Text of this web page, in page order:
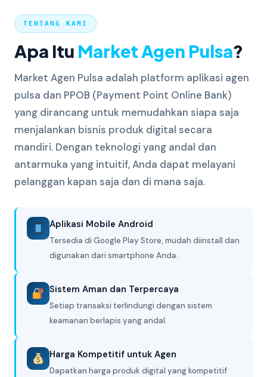
TENTANG KAMI
Apa Itu Market Agen Pulsa?
Market Agen Pulsa adalah platform aplikasi agen
pulsa dan PPOB (Payment Point Online Bank)
yang dirancang untuk memudahkan siapa saja
menjalankan bisnis produk digital secara
mandiri. Dengan teknologi yang andal dan
antarmuka yang intuitif, Anda dapat melayani
pelanggan kapan saja dan di mana saja.
Aplikasi Mobile Android
Tersedia di Google Play Store, mudah diinstall dan
digunakan dari smartphone Anda.
Sistem Aman dan Terpercaya
Setiap transaksi terlindungi dengan sistem
keamanan berlapis yang andal.
Harga Kompetitif untuk Agen
Dapatkan harga produk digital yang kompetitif